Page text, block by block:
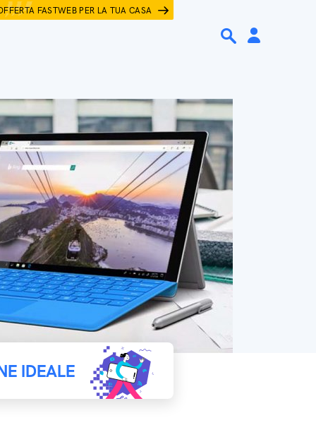
FASTWEB PER LA TUA CASA
IDEALE